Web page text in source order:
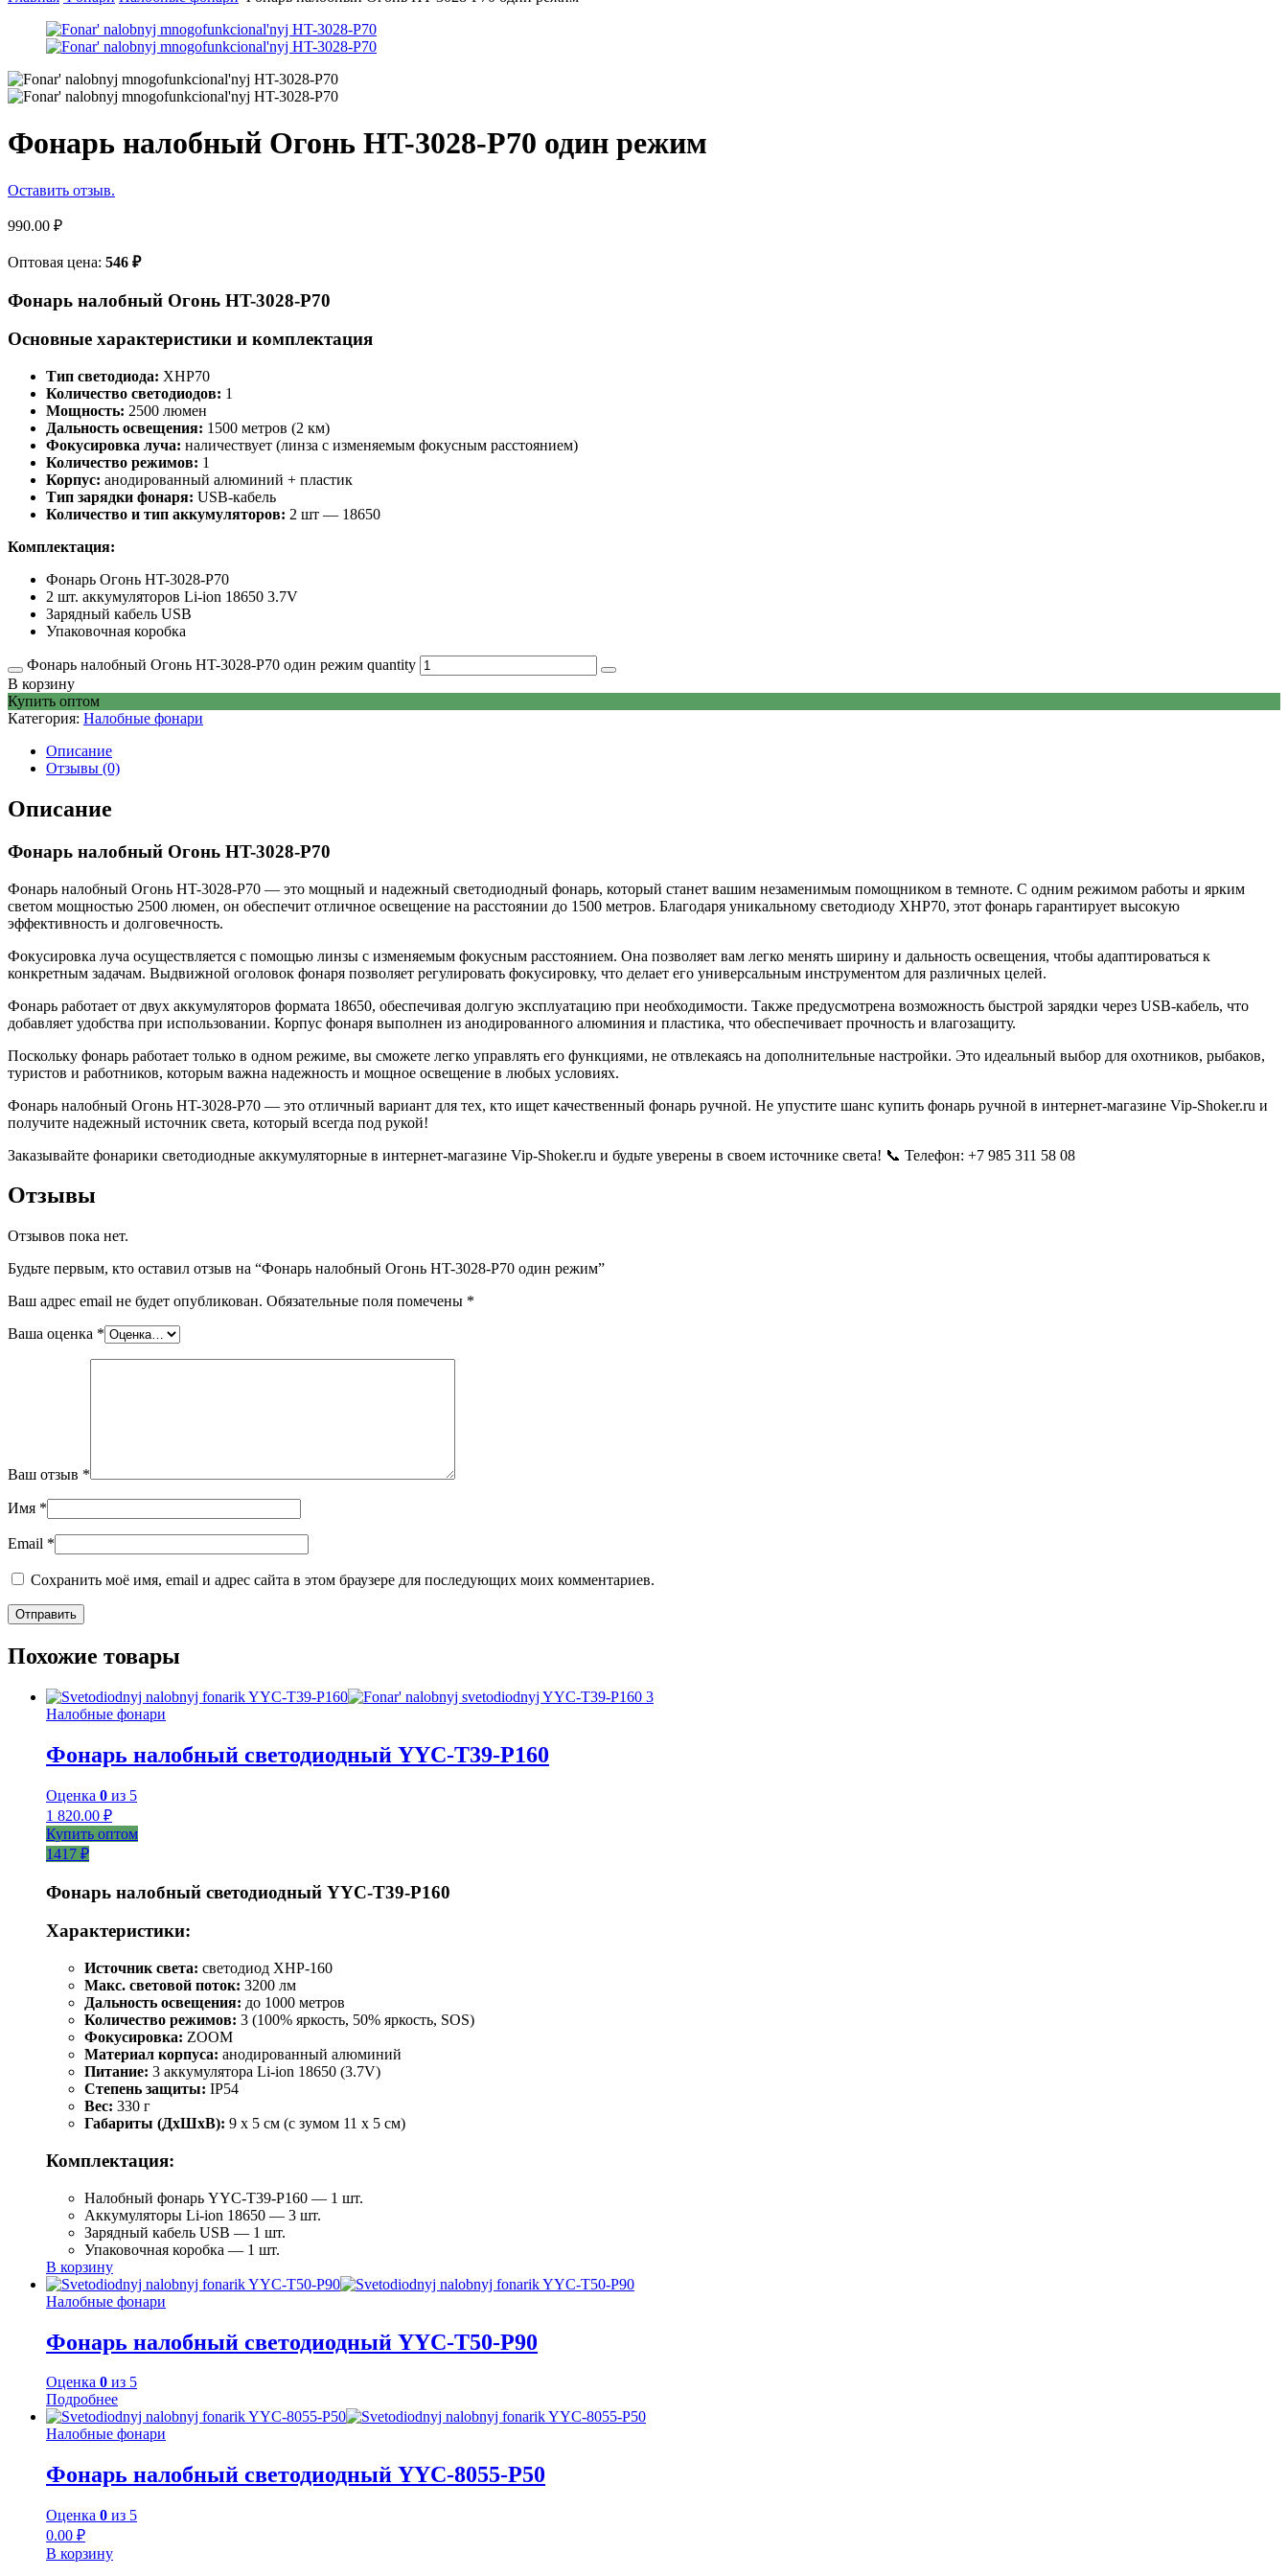
Фонарь налобный Огонь HT-3028-P70 один режим
Оставить отзыв.
990.00 ₽
Оптовая цена: 546 ₽
Фонарь налобный Огонь HT-3028-P70
Основные характеристики и комплектация
Тип светодиода: XHP70
Количество светодиодов: 1
Мощность: 2500 люмен
Дальность освещения: 1500 метров (2 км)
Фокусировка луча: наличествует (линза с изменяемым фокусным расстоянием)
Количество режимов: 1
Корпус: анодированный алюминий + пластик
Тип зарядки фонаря: USB-кабель
Количество и тип аккумуляторов: 2 шт — 18650
Комплектация:
Фонарь Огонь HT-3028-P70
2 шт. аккумуляторов Li-ion 18650 3.7V
Зарядный кабель USB
Упаковочная коробка
Фонарь налобный Огонь HT-3028-P70 один режим quantity
В корзину
Купить оптом
Категория: Налобные фонари
Описание
Отзывы (0)
Описание
Фонарь налобный Огонь HT-3028-P70
Фонарь налобный Огонь HT-3028-P70 — это мощный и надежный светодиодный фонарь, который станет вашим незаменимым помощником в темноте. С одним режимом работы и ярким
светом мощностью 2500 люмен, он обеспечит отличное освещение на расстоянии до 1500 метров. Благодаря уникальному светодиоду XHP70, этот фонарь гарантирует высокую
эффективность и долговечность.
Фокусировка луча осуществляется с помощью линзы с изменяемым фокусным расстоянием. Она позволяет вам легко менять ширину и дальность освещения, чтобы адаптироваться к
конкретным задачам. Выдвижной оголовок фонаря позволяет регулировать фокусировку, что делает его универсальным инструментом для различных целей.
Фонарь работает от двух аккумуляторов формата 18650, обеспечивая долгую эксплуатацию при необходимости. Также предусмотрена возможность быстрой зарядки через USB-кабель, что
добавляет удобства при использовании. Корпус фонаря выполнен из анодированного алюминия и пластика, что обеспечивает прочность и влагозащиту.
Поскольку фонарь работает только в одном режиме, вы сможете легко управлять его функциями, не отвлекаясь на дополнительные настройки. Это идеальный выбор для охотников, рыбаков,
туристов и работников, которым важна надежность и мощное освещение в любых условиях.
Фонарь налобный Огонь HT-3028-P70 — это отличный вариант для тех, кто ищет качественный фонарь ручной. Не упустите шанс купить фонарь ручной в интернет-магазине Vip-Shoker.ru и
получите надежный источник света, который всегда под рукой!
Заказывайте фонарики светодиодные аккумуляторные в интернет-магазине Vip-Shoker.ru и будьте уверены в своем источнике света! 📞 Телефон: +7 985 311 58 08
Отзывы
Отзывов пока нет.
Будьте первым, кто оставил отзыв на “Фонарь налобный Огонь HT-3028-P70 один режим”
Ваш адрес email не будет опубликован. Обязательные поля помечены *
Ваша оценка *
Ваш отзыв *
Имя *
Email *
Сохранить моё имя, email и адрес сайта в этом браузере для последующих моих комментариев.
Похожие товары
Налобные фонари
Фонарь налобный светодиодный YYC-T39-P160
Оценка 0 из 5
1 820.00 ₽
Купить оптом
1417 ₽
Фонарь налобный светодиодный YYC-T39-P160
Характеристики:
Источник света: светодиод XHP-160
Макс. световой поток: 3200 лм
Дальность освещения: до 1000 метров
Количество режимов: 3 (100% яркость, 50% яркость, SOS)
Фокусировка: ZOOM
Материал корпуса: анодированный алюминий
Питание: 3 аккумулятора Li-ion 18650 (3.7V)
Степень защиты: IP54
Вес: 330 г
Габариты (ДхШхВ): 9 x 5 см (с зумом 11 x 5 см)
Комплектация:
Налобный фонарь YYC-T39-P160 — 1 шт.
Аккумуляторы Li-ion 18650 — 3 шт.
Зарядный кабель USB — 1 шт.
Упаковочная коробка — 1 шт.
В корзину
Налобные фонари
Фонарь налобный светодиодный YYC-Т50-P90
Оценка 0 из 5
Подробнее
Налобные фонари
Фонарь налобный светодиодный YYC-8055-P50
Оценка 0 из 5
0.00 ₽
В корзину